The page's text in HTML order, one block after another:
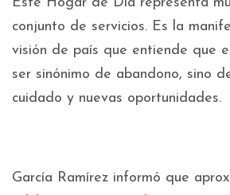
Este Hogar de Día representa
conjunto de servicios. Es la
visión de país que entiende que
ser sinónimo de abandono, sino
cuidado y nuevas oportunidades.
García Ramírez informó que